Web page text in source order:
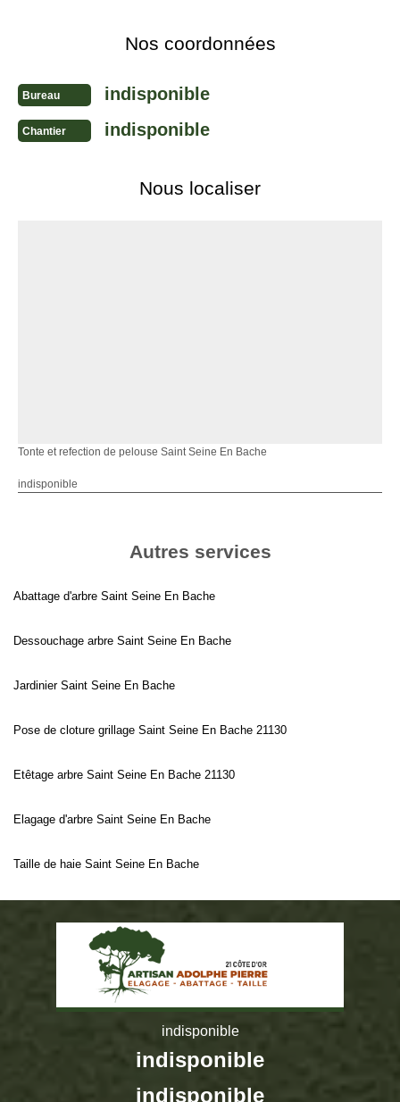
Nos coordonnées
Bureau indisponible
Chantier indisponible
Nous localiser
Tonte et refection de pelouse Saint Seine En Bache
indisponible
Autres services
Abattage d'arbre Saint Seine En Bache
Dessouchage arbre Saint Seine En Bache
Jardinier Saint Seine En Bache
Pose de cloture grillage Saint Seine En Bache 21130
Etêtage arbre Saint Seine En Bache 21130
Elagage d'arbre Saint Seine En Bache
Taille de haie Saint Seine En Bache
indisponible
indisponible
indisponible